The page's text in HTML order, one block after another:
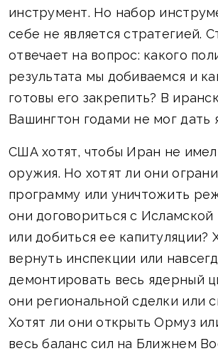
инструмент. Но набор
себе не является стратегией.
отвечает на вопрос: какого
результата мы добиваемся и
готовы его закрепить? В
Вашингтон годами не мог дать
США хотят, чтобы Иран не имел
оружия. Но хотят ли они
программу или уничтожить
они договориться с Исламской
или добиться ее капитуляции?
вернуть инспекции или
демонтировать весь ядерный
они региональной сделки или
Хотят ли они открыть Ормуз
весь баланс сил на Ближнем